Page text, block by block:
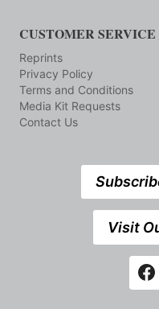
CUSTOMER SERVICE
Reprints
Privacy Policy
Terms and Conditions
Media Kit Requests
Contact Us
Visit